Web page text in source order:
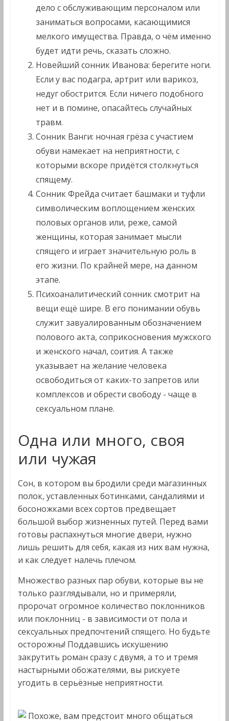
дело с обслуживающим персоналом или
заниматься вопросами, касающимися
мелкого имущества. Правда, о чём именно
будет идти речь, сказать сложно.
Новейший сонник Иванова: берегите ноги.
Если у вас подагра, артрит или варикоз,
недуг обострится. Если ничего подобного
нет и в помине, опасайтесь случайных
травм.
Сонник Ванги: ночная грёза с участием
обуви намекает на неприятности, с
которыми вскоре придётся столкнуться
спящему.
Сонник Фрейда считает башмаки и туфли
символическим воплощением женских
половых органов или, реже, самой
женщины, которая занимает мысли
спящего и играет значительную роль в
его жизни. По крайней мере, на данном
этапе.
Психоаналитический сонник смотрит на
вещи ещё шире. В его понимании обувь
служит завуалированным обозначением
полового акта, соприкосновения мужского
и женского начал, соития. А также
указывает на желание человека
освободиться от каких-то запретов или
комплексов и обрести свободу - чаще в
сексуальном плане.
Одна или много, своя
или чужая
Сон, в котором вы бродили среди магазинных
полок, уставленных ботинками, сандалиями и
босоножками всех сортов предвещает
большой выбор жизненных путей. Перед вами
готовы распахнуться многие двери, нужно
лишь решить для себя, какая из них вам нужна,
и как следует налечь плечом.
Множество разных пар обуви, которые вы не
только разглядывали, но и примеряли,
пророчат огромное количество поклонников
или поклонниц - в зависимости от пола и
сексуальных предпочтений спящего. Но будьте
осторожны! Поддавшись искушению
закрутить роман сразу с двумя, а то и тремя
настырными обожателями, вы рискуете
угодить в серьёзные неприятности.
Похоже, вам предстоит много общаться